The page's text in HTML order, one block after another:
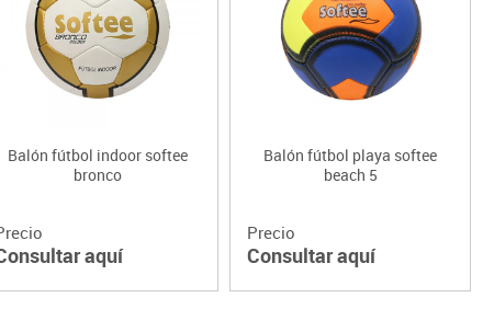
Lenguaje & idiomas
Balón fútbol indoor softee
bronco
aquí
Balón fútbol playa softee
beach 5
Precio
Consultar aquí